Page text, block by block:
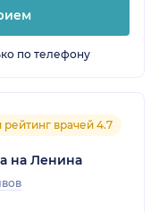
по телефону
врачей 4.7
на Ленина